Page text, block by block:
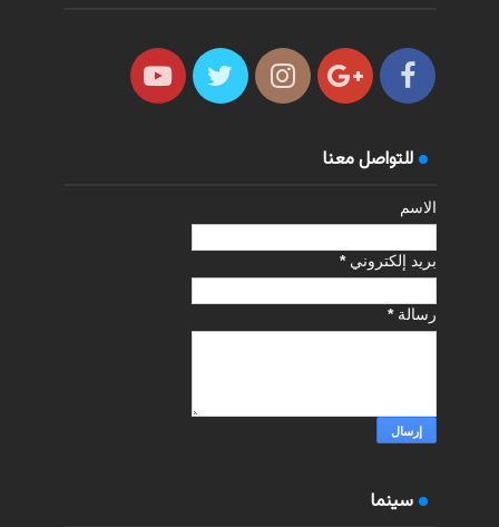
للتواصل معنا
الاسم
بريد إلكتروني*
رسالة*
سينما